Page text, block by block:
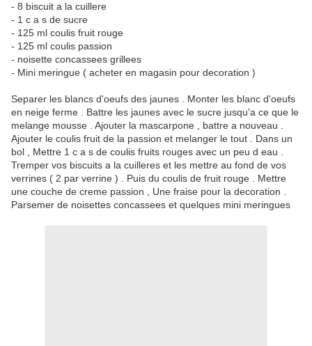
- 8 biscuit a la cuillere
- 1 c a s de sucre
- 125 ml coulis fruit rouge
- 125 ml coulis passion
- noisette concassees grillees
- Mini meringue ( acheter en magasin pour decoration )
Separer les blancs d'oeufs des jaunes . Monter les blanc d'oeufs
en neige ferme . Battre les jaunes avec le sucre jusqu'a ce que le
melange mousse . Ajouter la mascarpone , battre a nouveau .
Ajouter le coulis fruit de la passion et melanger le tout . Dans un
bol , Mettre 1 c a s de coulis fruits rouges avec un peu d eau .
Tremper vos biscuits a la cuilleres et les mettre au fond de vos
verrines ( 2 par verrine ) . Puis du coulis de fruit rouge . Mettre
une couche de creme passion , Une fraise pour la decoration .
Parsemer de noisettes concassees et quelques mini meringues